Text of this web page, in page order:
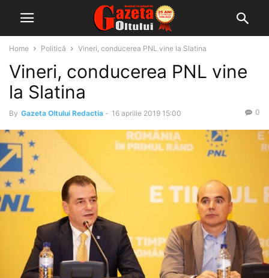
Home Politică Vineri, conducerea PNL vine la Slatina
Vineri, conducerea PNL vine
la Slatina
By Gazeta Oltului Redactia - 16 aprilie 2019 15:00 0